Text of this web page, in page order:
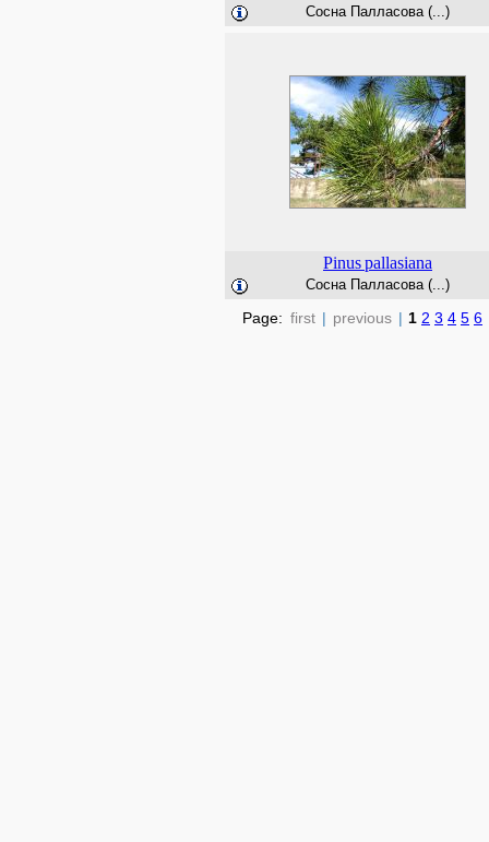
Сосна Палласова (...)
Pinuspallasiana
Сосна Палласова (...)
Page: first | previous | 1 2 3 4 5 6